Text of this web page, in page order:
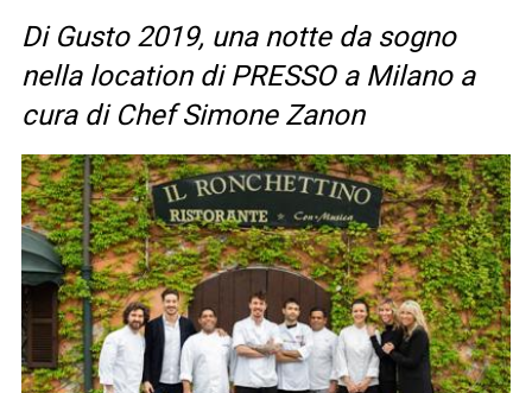
Di Gusto 2019, una notte da sogno
nella location di PRESSO a Milano a
cura di Chef Simone Zanon